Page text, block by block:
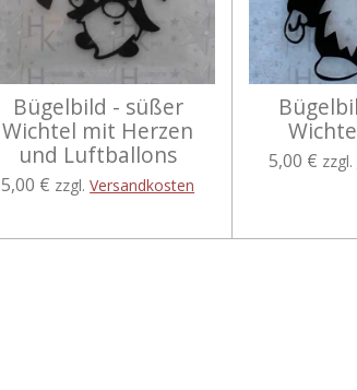
Bügelbild - süßer
Wichtel mit Herzen
und Luftballons
5,00 € zzgl.Versandkosten
5,00 € zzgl.